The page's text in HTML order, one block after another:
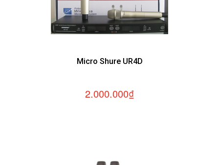
Micro Shure UR4D
2.000.000₫